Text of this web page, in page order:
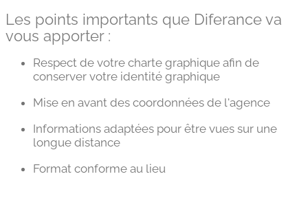
Les points importants que Diferance va
vous apporter :
Respect de votre charte graphique afin de
conserver votre identité graphique
Mise en avant des coordonnées de l'agence
Informations adaptées pour être vues sur une
longue distance
Format conforme au lieu